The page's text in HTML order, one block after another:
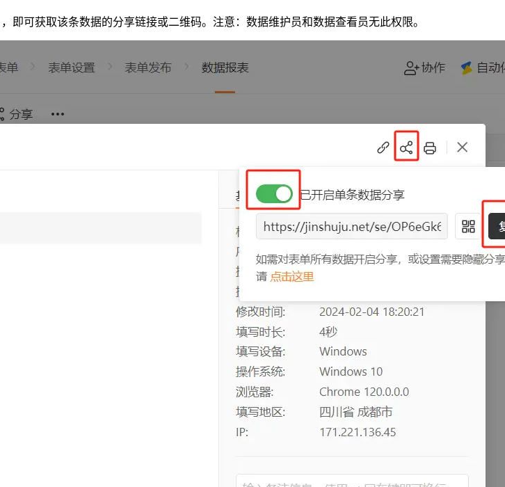
可获取该条数据的分享链接或二维码。注意：数据维护员和数据查看员无此权限。